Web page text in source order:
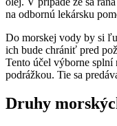
na odbornú lekársku
Do morskej vody by si
ich bude chrániť pred
Tento účel výborne splní
podrážkou. Tie sa
Druhy